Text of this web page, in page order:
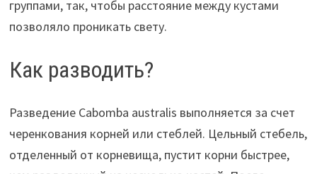
группами, так, чтобы расстояние между кустами
позволяло проникать свету.
Как разводить?
Разведение Cabomba australis выполняется за счет
черенкования корней или стеблей. Цельный стебель,
отделенный от корневища, пустит корни быстрее,